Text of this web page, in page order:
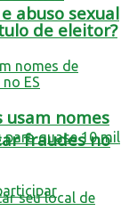
abuso sexual
de eleitor?
usam nomes
fraudes no